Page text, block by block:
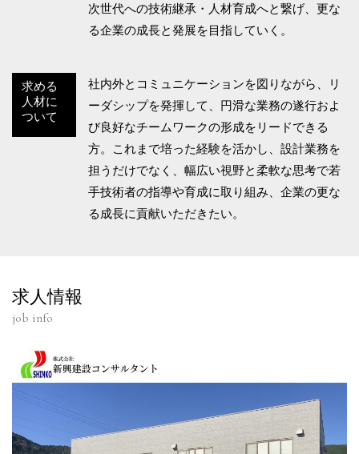
次世代への技術継承・人材育成へと繋げ、更な
る企業の成長と発展を目指していく。
求める
人材に
ついて
社内外とコミュニケーションを図りながら、リ
ーダシップを発揮して、円滑な業務の遂行およ
び良好なチームワークの形成をリードできる
方。これまで培った経験を活かし、設計業務を
担うだけでなく、幅広い視野と柔軟な思考で若
手技術者の指導や育成に取り組み、企業の更な
る成長に貢献いただきたい。
求人情報
job info